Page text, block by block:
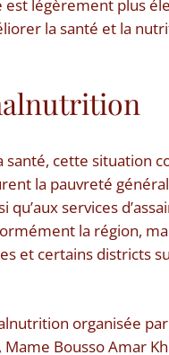
légèrement plus
la santé et la
cette situation
la pauvreté
qu’aux services
la région,
et certains districts
organisée par
Bousso Amar